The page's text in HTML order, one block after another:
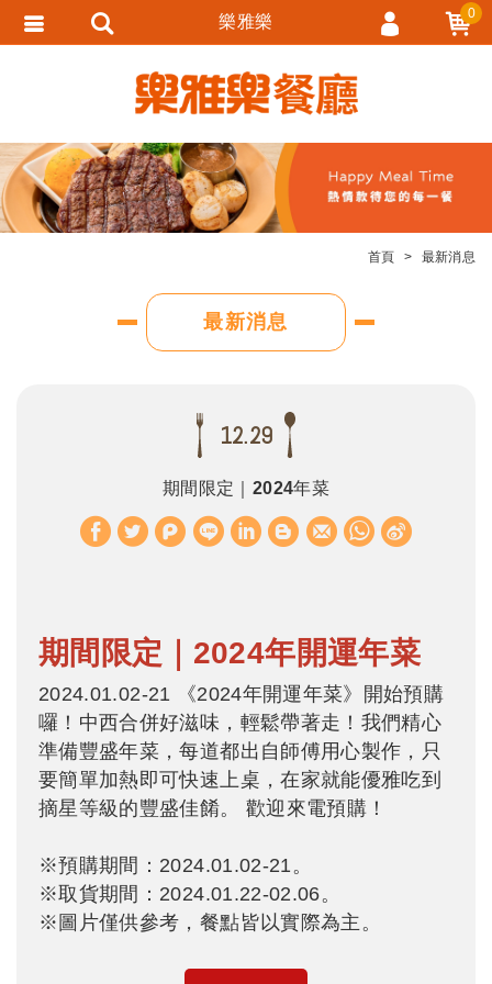
首頁 最新消息
最新消息
12.29
期間限定｜2024年菜
W
s
A
p
p
a
W
e
i
b
o
期間限定｜2024年開運年菜
2024.01.02-21 《2024年開運年菜》開始預購
囉！中西合併好滋味，輕鬆帶著走！我們精心
準備豐盛年菜，每道都出自師傅用心製作，只
要簡單加熱即可快速上桌，在家就能優雅吃到
摘星等級的豐盛佳餚。 歡迎來電預購！
※預購期間： 2024.01.02-21 。
※取貨期間：2024.01.22-02.06。
※圖片僅供參考，餐點皆以實際為主。
樂雅樂 0
會員註冊
忘記密碼
訂單查詢
追蹤清單